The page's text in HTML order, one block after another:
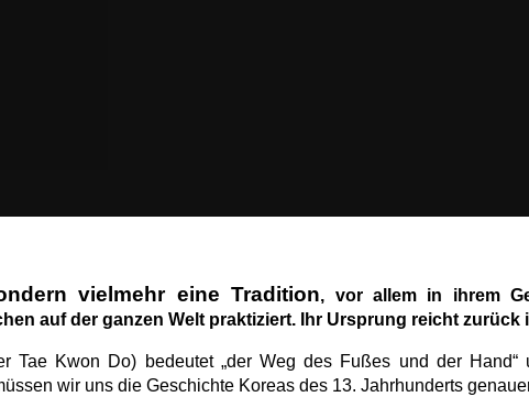
vielmehr eine Tradition, vor allem in ihrem
auf der ganzen Welt praktiziert. Ihr Ursprung reicht zurück
Tae Kwon Do) bedeutet „der Weg des Fußes und der
wir uns die Geschichte Koreas des 13. Jahrhunderts